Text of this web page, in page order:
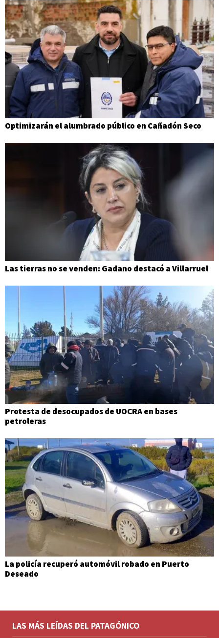
Optimizarán el alumbrado público en Cañadón Seco
Las tierras no se venden: Gadano destacó a Villarruel
Protesta de desocupados de UOCRA en bases
petroleras
La policía recuperó automóvil robado en Puerto
Deseado
LAS MÁS LEÍDAS DEL PATAGÓNICO